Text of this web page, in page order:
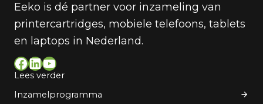
Eeko is dé partner voor inzameling van
printercartridges, mobiele telefoons, tablets
en laptops in Nederland.
Facebook LinkedIn YouTube
Lees verder
Inzamelprogramma